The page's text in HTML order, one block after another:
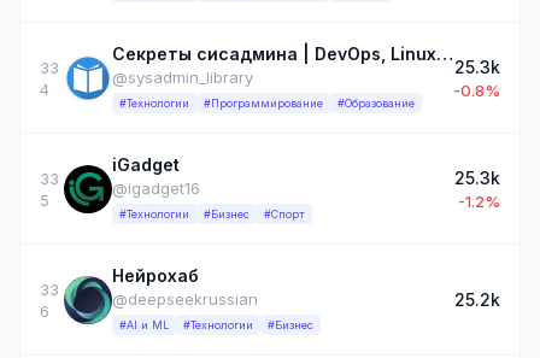
33
4
Секреты сисадмина | DevOps, Linux, SRE
@sysadmin_library
#Технологии #Программирование #Образование
25.3k
-0.8%
33
5
iGadget
@igadget16
#Технологии #Бизнес #Спорт
25.3k
-1.2%
33
6
Нейрохаб
@deepseekrussian
#AI и ML #Технологии #Бизнес
25.2k